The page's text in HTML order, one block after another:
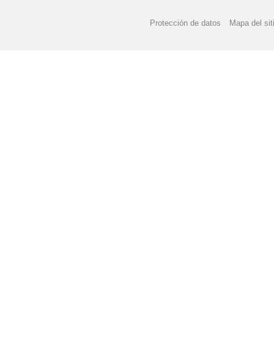
Protección de datos Mapa del